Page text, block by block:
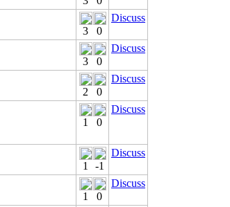
3
0
Discuss
3
0
Discuss
2
0
Discuss
1 0
Discuss
1
-1
Discuss
1
0
Discuss